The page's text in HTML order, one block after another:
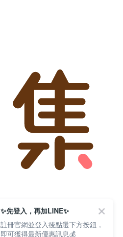
✨先登入，再加LINE✨
註冊官網並登入後點選下方按鈕，
即可獲得最新優惠訊息💰